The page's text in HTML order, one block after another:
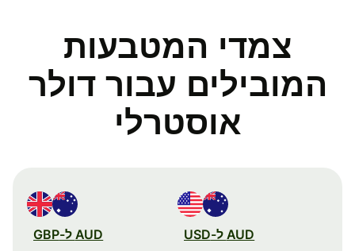
צמדי המטבעות
המובילים עבור דולר
אוסטרלי
AUD ל-USD AUD ל-GBP